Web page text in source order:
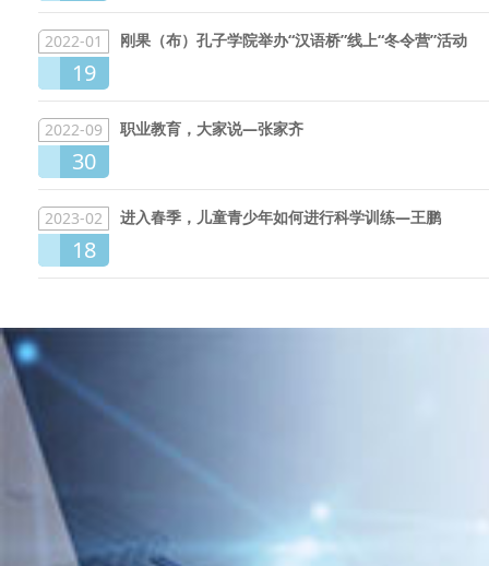
2022-01
19
刚果（布）孔子学院举办“汉语桥”线上“冬令营”活动
2022-09
30
职业教育，大家说—张家齐
2023-02
18
进入春季，儿童青少年如何进行科学训练—王鹏